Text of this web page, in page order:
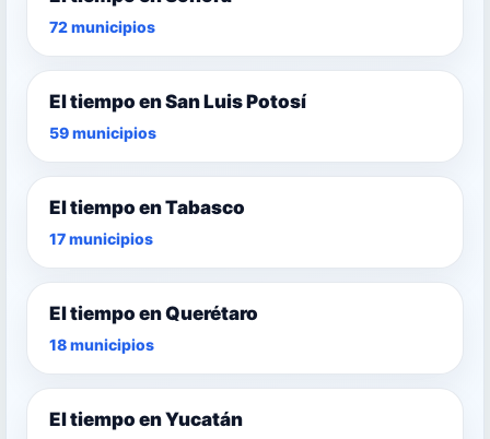
72 municipios
El tiempo en San Luis Potosí
59 municipios
El tiempo en Tabasco
17 municipios
El tiempo en Querétaro
18 municipios
El tiempo en Yucatán